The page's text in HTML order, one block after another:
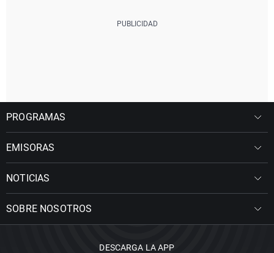
PROGRAMAS
EMISORAS
NOTICIAS
SOBRE NOSOTROS
DESCARGA LA APP